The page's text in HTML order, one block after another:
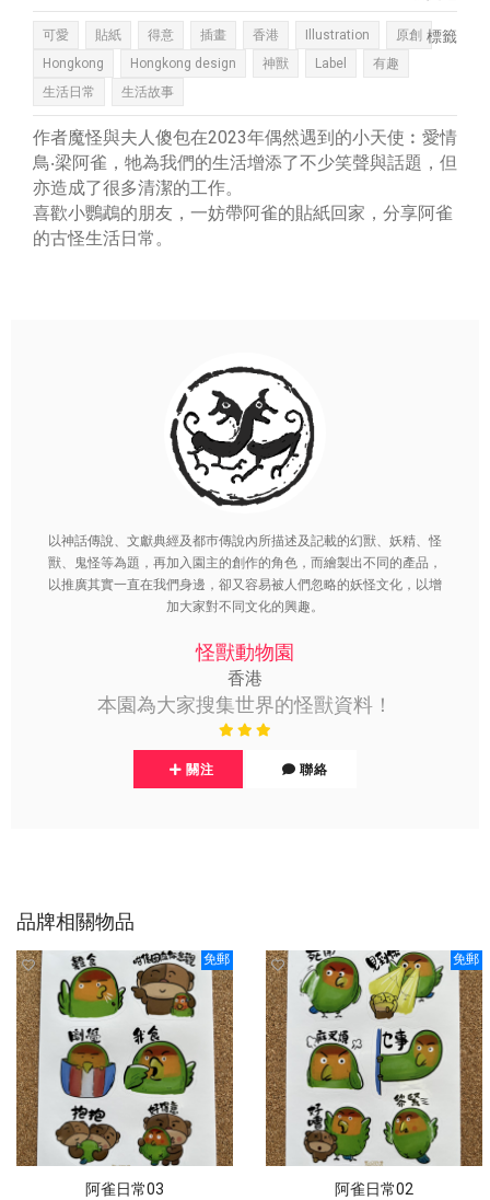
標籤
可愛 貼紙 得意 插畫 香港 Illustration
原創
Hongkong
Hongkong design 神獸 Label
有趣
生活日常
生活故事
作者魔怪與夫人傻包在2023年偶然遇到的小天使︰愛情
鳥‧梁阿雀，牠為我們的生活增添了不少笑聲與話題，但
亦造成了很多清潔的工作。
喜歡小鸚鵡的朋友，一妨帶阿雀的貼紙回家，分享阿雀
的古怪生活日常。
以神話傳說、文獻典經及都巿傳說內所描述及記載的幻獸、妖精、怪
獸、鬼怪等為題，再加入園主的創作的角色，而繪製出不同的產品，
以推廣其實一直在我們身邊，卻又容易被人們忽略的妖怪文化，以增
加大家對不同文化的興趣。
怪獸動物園
香港
本園為大家搜集世界的怪獸資料！
關注 聯絡
品牌相關物品
免郵
阿雀日常03
免郵
阿雀日常02